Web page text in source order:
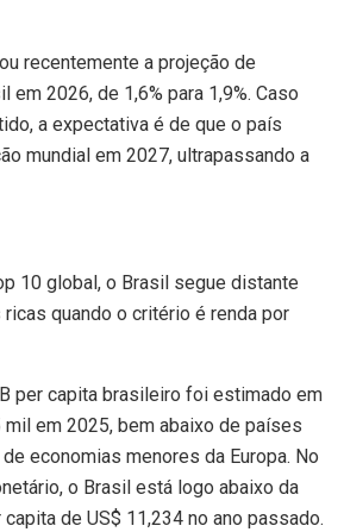
recentemente a projeção de
em 2026, de 1,6% para 1,9%. Caso
a expectativa é de que o país
mundial em 2027, ultrapassando a
10 global, o Brasil segue distante
quando o critério é renda por
per capita brasileiro foi estimado em
mil em 2025, bem abaixo de países
economias menores da Europa. No
o Brasil está logo abaixo da
de US$ 11,234 no ano passado.